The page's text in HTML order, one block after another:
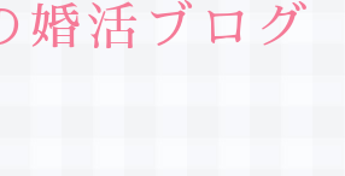
婚活ブログ